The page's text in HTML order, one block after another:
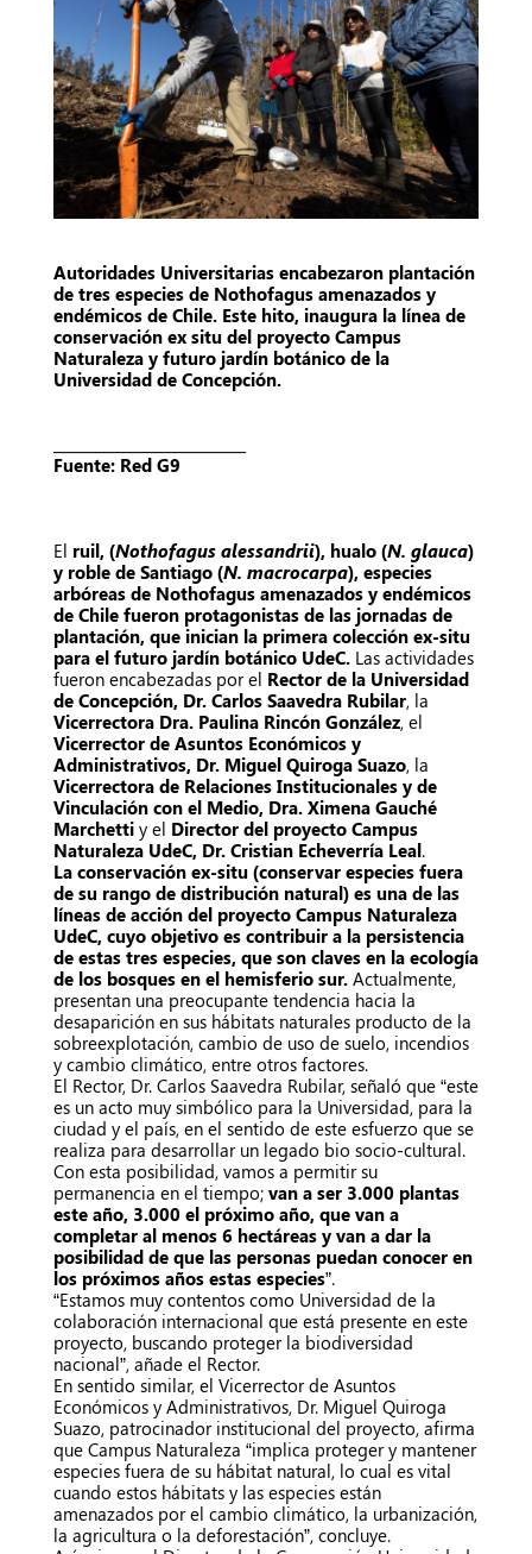
Autoridades Universitarias encabezaron plantación
de tres especies de Nothofagus amenazados y
endémicos de Chile. Este hito, inaugura la línea de
conservación ex situ del proyecto Campus
Naturaleza y futuro jardín botánico de la
Universidad de Concepción.
Fuente: Red G9
El ruil, (Nothofagus alessandrii), hualo (N. glauca)
y roble de Santiago (N. macrocarpa), especies
arbóreas de Nothofagus amenazados y endémicos
de Chile fueron protagonistas de las jornadas de
plantación, que inician la primera colección ex-situ
para el futuro jardín botánico UdeC. Las actividades
fueron encabezadas por el Rector de la Universidad
de Concepción, Dr. Carlos Saavedra Rubilar, la
Vicerrectora Dra. Paulina Rincón González, el
Vicerrector de Asuntos Económicos y
Administrativos, Dr. Miguel Quiroga Suazo, la
Vicerrectora de Relaciones Institucionales y de
Vinculación con el Medio, Dra. Ximena Gauché
Marchetti y el Director del proyecto Campus
Naturaleza UdeC, Dr. Cristian Echeverría Leal.
La conservación ex-situ (conservar especies fuera
de su rango de distribución natural) es una de las
líneas de acción del proyecto Campus Naturaleza
UdeC, cuyo objetivo es contribuir a la persistencia
de estas tres especies, que son claves en la ecología
de los bosques en el hemisferio sur. Actualmente,
presentan una preocupante tendencia hacia la
desaparición en sus hábitats naturales producto de la
sobreexplotación, cambio de uso de suelo, incendios
y cambio climático, entre otros factores.
El Rector, Dr. Carlos Saavedra Rubilar, señaló que “este
es un acto muy simbólico para la Universidad, para la
ciudad y el país, en el sentido de este esfuerzo que se
realiza para desarrollar un legado bio socio-cultural.
Con esta posibilidad, vamos a permitir su
permanencia en el tiempo; van a ser 3.000 plantas
este año, 3.000 el próximo año, que van a
completar al menos 6 hectáreas y van a dar la
posibilidad de que las personas puedan conocer en
los próximos años estas especies”.
“Estamos muy contentos como Universidad de la
colaboración internacional que está presente en este
proyecto, buscando proteger la biodiversidad
nacional”, añade el Rector.
En sentido similar, el Vicerrector de Asuntos
Económicos y Administrativos, Dr. Miguel Quiroga
Suazo, patrocinador institucional del proyecto, afirma
que Campus Naturaleza “implica proteger y mantener
especies fuera de su hábitat natural, lo cual es vital
cuando estos hábitats y las especies están
amenazados por el cambio climático, la urbanización,
la agricultura o la deforestación”, concluye.